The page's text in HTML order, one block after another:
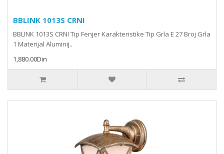
BBLINK 1013S CRNI
BBLINK 1013S CRNI Tip Fenjer Karakteristike Tip Grla E 27 Broj Grla
1 Materijal Aluminij..
1,880.00Din